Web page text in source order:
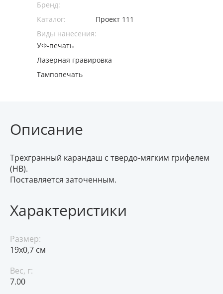
Бренд:
Каталог:
Проект 111
Виды нанесения:
УФ-печать
Лазерная гравировка
Тампопечать
Описание
Трехгранный карандаш с твердо-мягким грифелем
(HB).
Поставляется заточенным.
Характеристики
Размер:
19х0,7 см
Вес, г:
7.00